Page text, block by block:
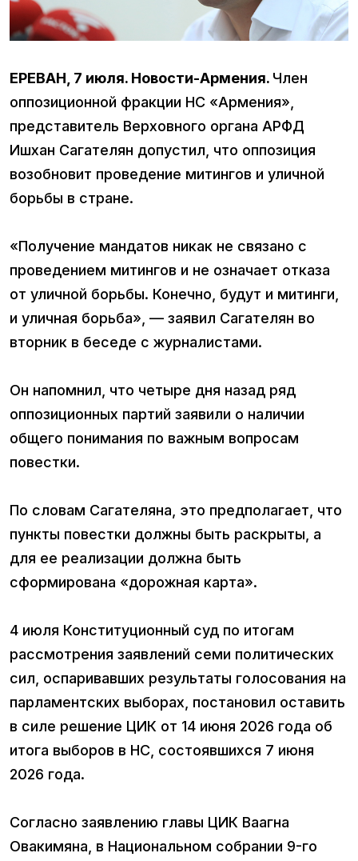
ЕРЕВАН, 7 июля. Новости-Армения. Член
оппозиционной фракции НС «Армения»,
представитель Верховного органа АРФД
Ишхан Сагателян допустил, что оппозиция
возобновит проведение митингов и уличной
борьбы в стране.
«Получение мандатов никак не связано с
проведением митингов и не означает отказа
от уличной борьбы. Конечно, будут и митинги,
и уличная борьба», — заявил Сагателян во
вторник в беседе с журналистами.
Он напомнил, что четыре дня назад ряд
оппозиционных партий заявили о наличии
общего понимания по важным вопросам
повестки.
По словам Сагателяна, это предполагает, что
пункты повестки должны быть раскрыты, а
для ее реализации должна быть
сформирована «дорожная карта».
4 июля Конституционный суд по итогам
рассмотрения заявлений семи политических
сил, оспаривавших результаты голосования на
парламентских выборах, постановил оставить
в силе решение ЦИК от 14 июня 2026 года об
итога выборов в НС, состоявшихся 7 июня
2026 года.
Согласно заявлению главы ЦИК Ваагна
Овакимяна, в Национальном собрании 9-го